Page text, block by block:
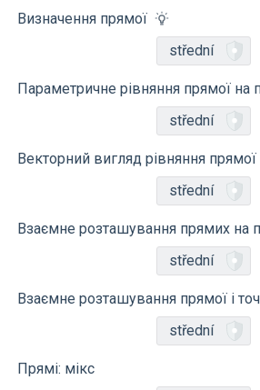
Визначення прямої
střední
Параметричне рівняння прямої на
střední
Векторний вигляд рівняння прямої
střední
Взаємне розташування прямих на
střední
Взаємне розташування прямої і
střední
Прямі: мікс